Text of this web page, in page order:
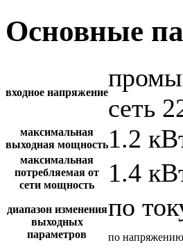
Основные
входное напряжение
сеть
максимальная
выходная мощность1.2
максимальная
потребляемая от
сети мощность
1.4
диапазон изменения
выходных
параметров
по
по напряжению